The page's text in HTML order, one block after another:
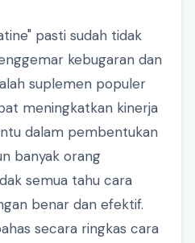
pasti sudah tidak
kebugaran dan
suplemen populer
meningkatkan kinerja
dalam pembentukan
banyak orang
semua tahu cara
benar dan efektif.
secara ringkas cara